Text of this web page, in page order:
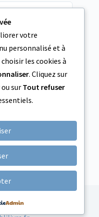
site dans ce
de Publilivre
votre
personnalisé et à
les cookies à
. Cliquez sur
sur Tout refuser